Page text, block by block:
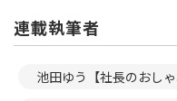
連載執筆者
池田ゆう【社長のおしゃ